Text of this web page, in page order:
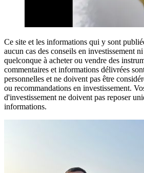
Ce site et les informations qui y sont
aucun cas des conseils en investissement
quelconque à acheter ou vendre des
commentaires et informations délivrées
personnelles et ne doivent pas être
ou recommandations en investissement.
d'investissement ne doivent pas reposer
informations.